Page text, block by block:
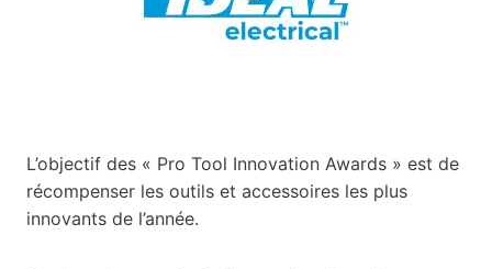
L’objectif des « Pro Tool Innovation Awards » est de
récompenser les outils et accessoires les plus
innovants de l’année.